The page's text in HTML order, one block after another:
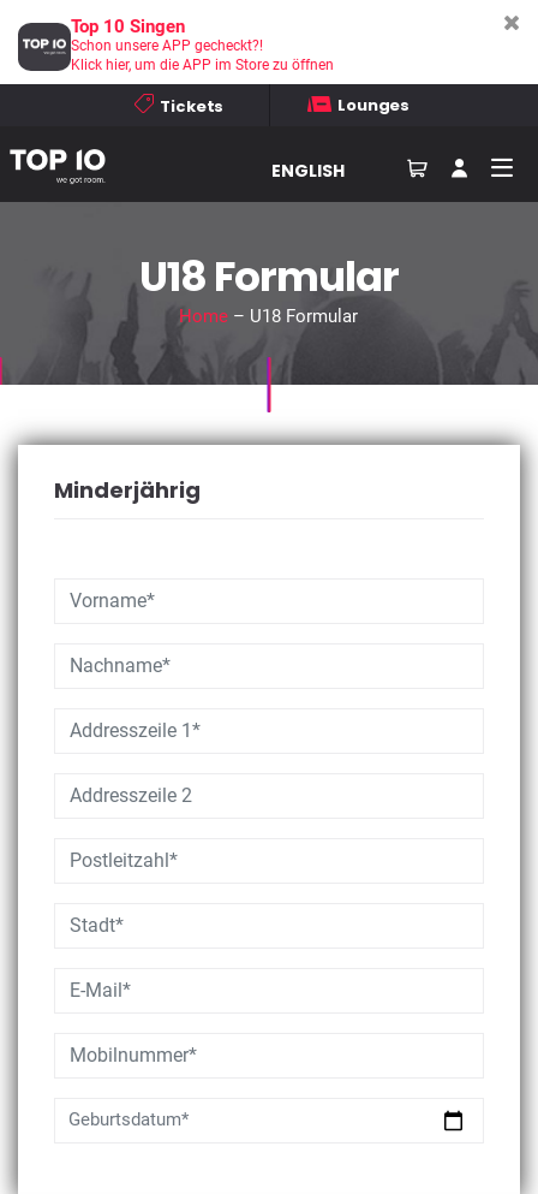
Tickets Lounges
ENGLISH
U18 Formular
Home – U18 Formular
Minderjährig
Geburtsdatum*
Top 10 Singen
Schon unsere APP gecheckt?!
Klick hier, um die APP im Store zu öffnen